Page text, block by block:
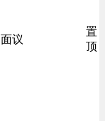
面议
置
顶